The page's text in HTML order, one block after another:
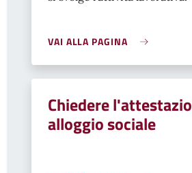
VAI ALLA PAGINA
Chiedere
alloggio sociale